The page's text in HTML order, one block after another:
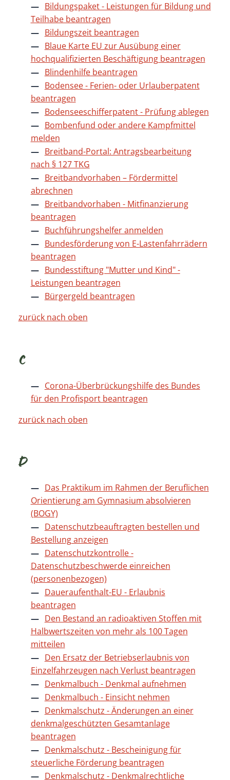
Bildungspaket - Leistungen für Bildung und
Teilhabe beantragen
Bildungszeit beantragen
Blaue Karte EU zur Ausübung einer
hochqualifizierten Beschäftigung beantragen
Blindenhilfe beantragen
Bodensee - Ferien- oder Urlauberpatent
beantragen
Bodenseeschifferpatent - Prüfung ablegen
Bombenfund oder andere Kampfmittel
melden
Breitband-Portal: Antragsbearbeitung
nach § 127 TKG
Breitbandvorhaben – Fördermittel
abrechnen
Breitbandvorhaben - Mitfinanzierung
beantragen
Buchführungshelfer anmelden
Bundesförderung von E-Lastenfahrrädern
beantragen
Bundesstiftung "Mutter und Kind" -
Leistungen beantragen
Bürgergeld beantragen
zurück nach oben
C
Corona-Überbrückungshilfe des Bundes
für den Profisport beantragen
zurück nach oben
D
Das Praktikum im Rahmen der Beruflichen
Orientierung am Gymnasium absolvieren
(BOGY)
Datenschutzbeauftragten bestellen und
Bestellung anzeigen
Datenschutzkontrolle -
Datenschutzbeschwerde einreichen
(personenbezogen)
Daueraufenthalt-EU - Erlaubnis
beantragen
Den Bestand an radioaktiven Stoffen mit
Halbwertszeiten von mehr als 100 Tagen
mitteilen
Den Ersatz der Betriebserlaubnis von
Einzelfahrzeugen nach Verlust beantragen
Denkmalbuch - Denkmal aufnehmen
Denkmalbuch - Einsicht nehmen
Denkmalschutz - Änderungen an einer
denkmalgeschützten Gesamtanlage
beantragen
Denkmalschutz - Bescheinigung für
steuerliche Förderung beantragen
Denkmalschutz - Denkmalrechtliche